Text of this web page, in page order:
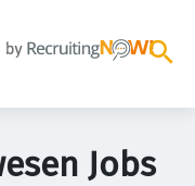
Jobs